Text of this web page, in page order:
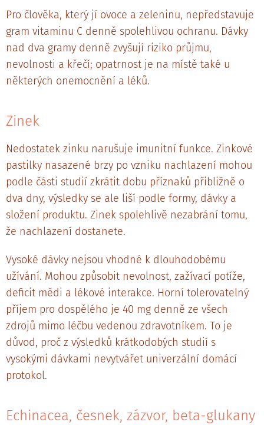
Pro člověka, který jí ovoce a zeleninu, nepředstavuje
gram vitaminu C denně spolehlivou ochranu. Dávky
nad dva gramy denně zvyšují riziko průjmu,
nevolnosti a křečí; opatrnost je na místě také u
některých onemocnění a léků.
Zinek
Nedostatek zinku narušuje imunitní funkce. Zinkové
pastilky nasazené brzy po vzniku nachlazení mohou
podle části studií zkrátit dobu příznaků přibližně o
dva dny, výsledky se ale liší podle formy, dávky a
složení produktu. Zinek spolehlivě nezabrání tomu,
že nachlazení dostanete.
Vysoké dávky nejsou vhodné k dlouhodobému
užívání. Mohou způsobit nevolnost, zažívací potíže,
deficit mědi a lékové interakce. Horní tolerovatelný
příjem pro dospělého je 40 mg denně ze všech
zdrojů mimo léčbu vedenou zdravotníkem. To je
důvod, proč z výsledků krátkodobých studií s
vysokými dávkami nevytvářet univerzální domácí
protokol.
Echinacea, česnek, zázvor, beta-glukany